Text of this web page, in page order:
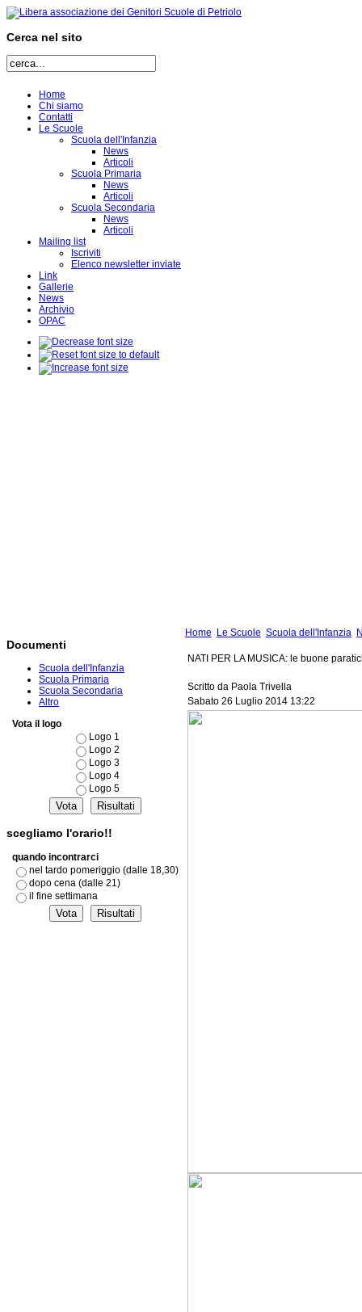
Cerca nel sito
Home
Chi siamo
Contatti
Le Scuole
Scuola dell'Infanzia
News
Articoli
Scuola Primaria
News
Articoli
Scuola Secondaria
News
Articoli
Mailing list
Iscriviti
Elenco newsletter inviate
Link
Gallerie
News
Archivio
OPAC
Documenti
Scuola dell'Infanzia
Scuola Primaria
Scuola Secondaria
Altro
Vota il logo
Logo 1
Logo 2
Logo 3
Logo 4
Logo 5
scegliamo l'orario!!
quando incontrarci
nel tardo pomeriggio (dalle 18,30)
dopo cena (dalle 21)
il fine settimana
Home Le Scuole Scuola dell'Infanzia
NATI PER LA MUSICA: le buone
Scritto da Paola Trivella
Sabato 26 Luglio 2014 13:22